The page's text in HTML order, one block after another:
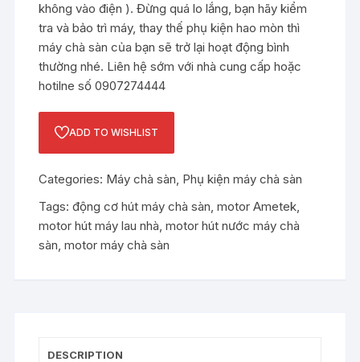
không vào điện ). Đừng quá lo lắng, bạn hãy kiểm
tra và bảo trì máy, thay thế phụ kiện hao mòn thì
máy chà sàn của bạn sẽ trở lại hoạt động bình
thường nhé. Liên hệ sớm với nhà cung cấp hoặc
hotilne số 0907274444
ADD TO WISHLIST
Categories: Máy chà sàn, Phụ kiện máy chà sàn
Tags:động cơ hút máy chà sàn,motor Ametek,
motor hút máy lau nhà,motor hút nước máy chà
sàn,motor máy chà sàn
DESCRIPTION